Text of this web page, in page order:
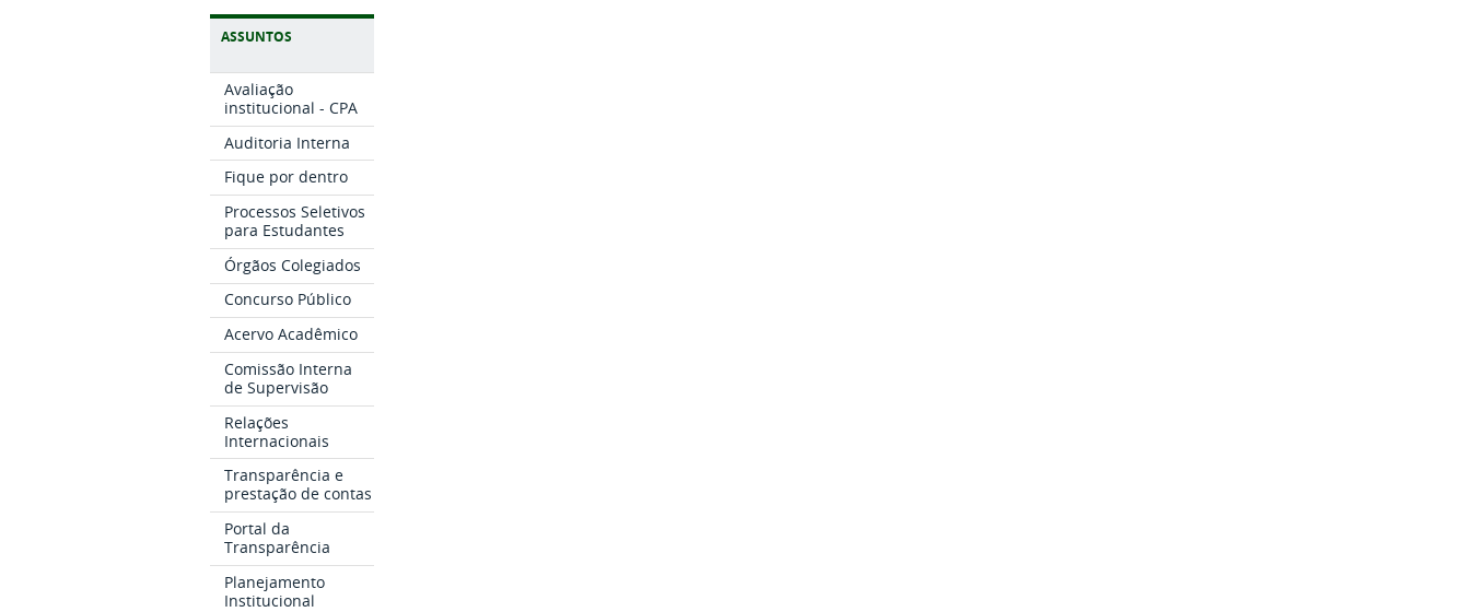
ASSUNTOS
Avaliação
institucional - CPA
Auditoria Interna
Fique por dentro
Processos Seletivos
para Estudantes
Órgãos Colegiados
Concurso Público
Acervo Acadêmico
Comissão Interna
de Supervisão
Relações
Internacionais
Transparência e
prestação de contas
Portal da
Transparência
Planejamento
Institucional